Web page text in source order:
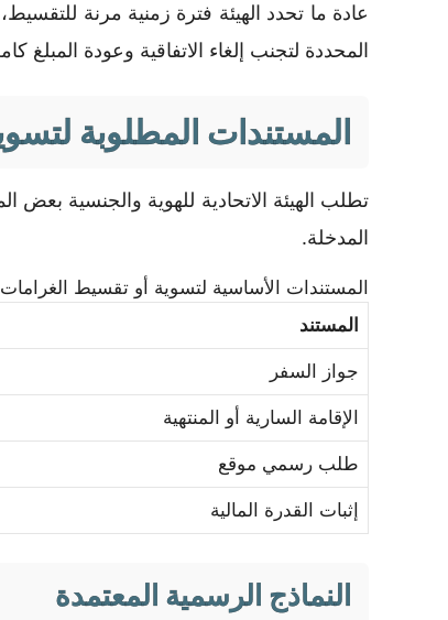
عادة ما تحدد الهيئة فترة زمنية مرنة
المحددة لتجنب إلغاء الاتفاقية وعودة المبلغ
المستندات المطلوبة
تطلب الهيئة الاتحادية للهوية والجنسية
المدخلة.
المستندات الأساسية لتسوية أو تقسيط الغرامات
المستند
جواز السفر
الإقامة السارية أو المنتهية
طلب رسمي موقع
إثبات القدرة المالية
النماذج الرسمية المعتمدة